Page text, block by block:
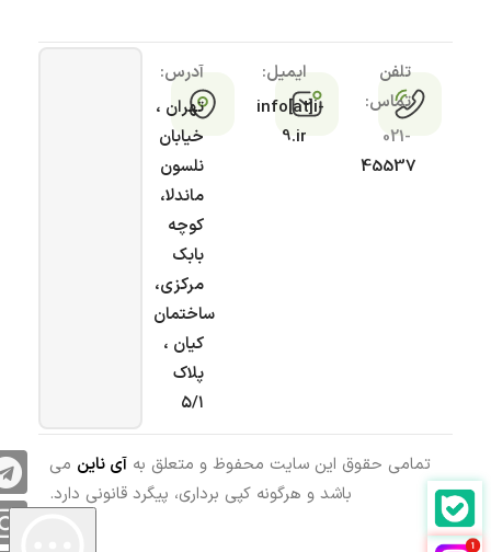
تلفن
تماس:
021-
45537
ایمیل:
info[at]i-
9.ir
آدرس:
تهران ،
خیابان
نلسون
ماندلا،
کوچه
بابک
مرکزی،
ساختمان
کیان ،
پلاک
۵/۱
تمامی حقوق این سایت محفوظ و متعلق به آی ناین می
باشد و هرگونه کپی برداری، پیگرد قانونی دارد.